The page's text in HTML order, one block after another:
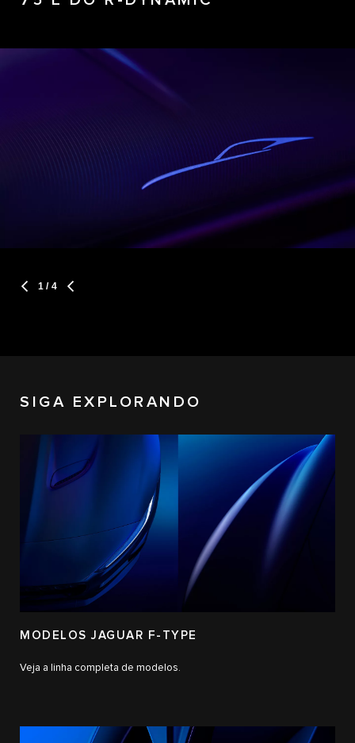
1 / 4
SIGA EXPLORANDO
MODELOS JAGUAR F-TYPE
Veja a linha completa de modelos.